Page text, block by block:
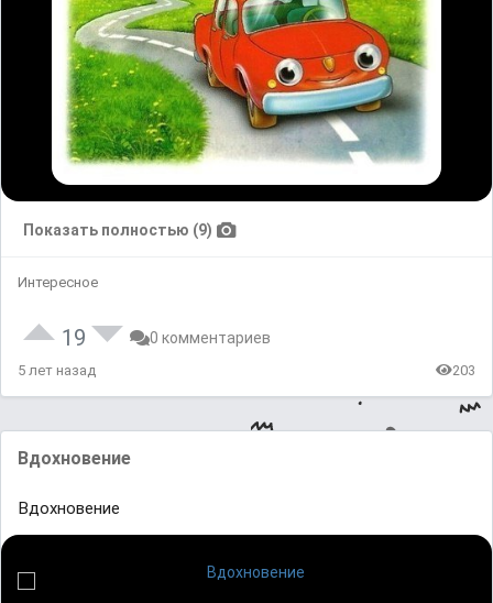
Показать полностью (9)
Интересное
19 0 комментариев
5 лет назад 203
Вдохновение
Вдохновение